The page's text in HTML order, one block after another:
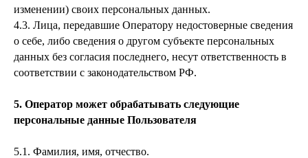
изменении) своих персональных данных.
4.3. Лица, передавшие Оператору недостоверные сведения
о себе, либо сведения о другом субъекте персональных
данных без согласия последнего, несут ответственность в
соответствии с законодательством РФ.
5. Оператор может обрабатывать следующие
персональные данные Пользователя
5.1. Фамилия, имя, отчество.